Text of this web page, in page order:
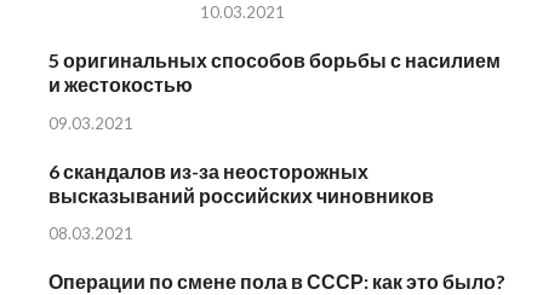
10.03.2021
5 оригинальных способов борьбы с насилием
и жестокостью
09.03.2021
6 скандалов из-за неосторожных
высказываний российских чиновников
08.03.2021
Операции по смене пола в СССР: как это было?